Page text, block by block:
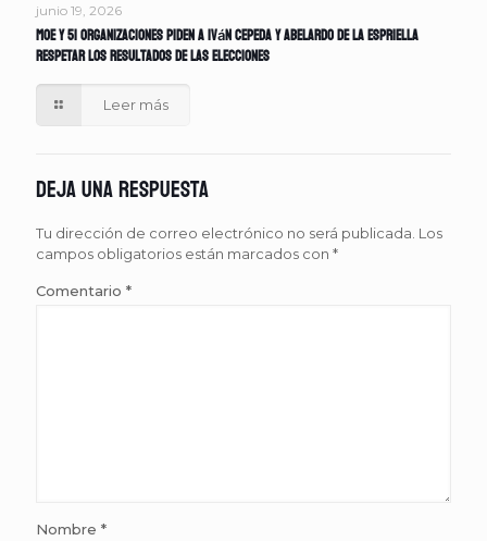
junio 19, 2026
MOE y 51 organizaciones piden a Iván Cepeda y Abelardo de la Espriella
respetar los resultados de las elecciones
Leer más
Deja una respuesta
Tu dirección de correo electrónico no será publicada. Los
campos obligatorios están marcados con *
Comentario *
Nombre *